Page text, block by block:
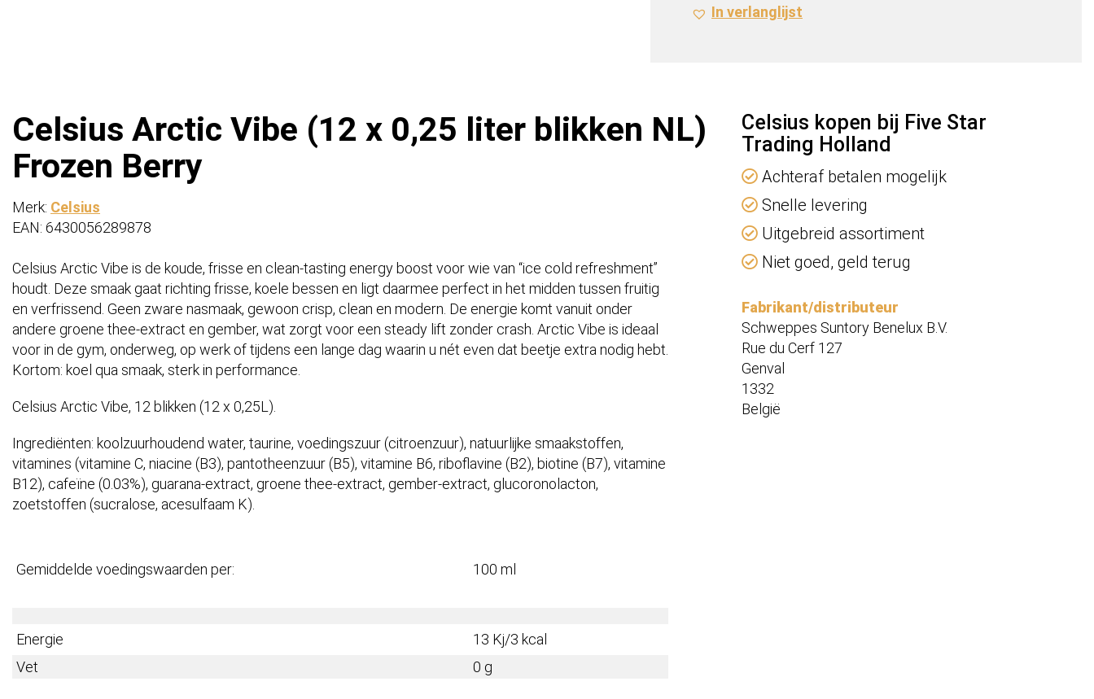
blikkenIn verlanglijst
Celsius Arctic Vibe (12 x 0,25 liter blikken NL)
Frozen Berry
Merk: Celsius
EAN: 6430056289878
Celsius Arctic Vibe is de koude, frisse en clean-tasting energy boost voor wie van “ice cold refreshment”
houdt. Deze smaak gaat richting frisse, koele bessen en ligt daarmee perfect in het midden tussen fruitig
en verfrissend. Geen zware nasmaak, gewoon crisp, clean en modern. De energie komt vanuit onder
andere groene thee-extract en gember, wat zorgt voor een steady lift zonder crash. Arctic Vibe is ideaal
voor in de gym, onderweg, op werk of tijdens een lange dag waarin u nét even dat beetje extra nodig hebt.
Kortom: koel qua smaak, sterk in performance.
Celsius Arctic Vibe, 12 blikken (12 x 0,25L).
Ingrediënten: koolzuurhoudend water, taurine, voedingszuur (citroenzuur), natuurlijke smaakstoffen,
vitamines (vitamine C, niacine (B3), pantotheenzuur (B5), vitamine B6, riboflavine (B2), biotine (B7), vitamine
B12), cafeïne (0.03%), guarana-extract, groene thee-extract, gember-extract, glucoronolacton,
zoetstoffen (sucralose, acesulfaam K).
Gemiddelde voedingswaarden per: 100 ml
Energie
13 Kj/3 kcal
Vet
0 g
Celsius kopen bij Five Star
Trading Holland
Achteraf betalen mogelijk
Snelle levering
Uitgebreid assortiment
Niet goed, geld terug
Fabrikant/distributeur
Schweppes Suntory Benelux B.V.
Rue du Cerf 127
Genval
1332
België